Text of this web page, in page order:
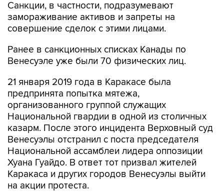
Санкции, в частности, подразумевают
замораживание активов и запреты на
совершение сделок с этими лицами.
Ранее в санкционных списках Канады по
Венесуэле уже были 70 физических лиц.
21 января 2019 года в Каракасе была
предпринята попытка мятежа,
организованного группой служащих
Национальной гвардии в одной из столичных
казарм. После этого инцидента Верховный суд
Венесуэлы отстранил с поста председателя
Национальной ассамблеи лидера оппозиции
Хуана Гуайдо. В ответ тот призвал жителей
Каракаса и других городов Венесуэлы выйти
на акции протеста.